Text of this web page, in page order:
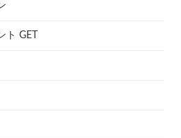
GET